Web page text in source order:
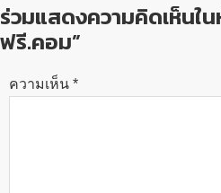
ร่วมแสดงความคิดเห็นใ
ฟรี.คอม”
ความเห็น *